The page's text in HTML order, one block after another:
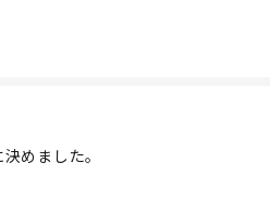
めました。